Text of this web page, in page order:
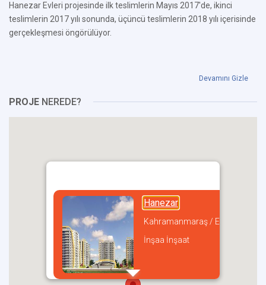
Hanezar Evleri projesinde ilk teslimlerin Mayıs 2017'de, ikinci
teslimlerin 2017 yılı sonunda, üçüncü teslimlerin 2018 yılı içerisinde
gerçekleşmesi öngörülüyor.
Devamını Gizle
PROJE NEREDE?
Hanezar
Kahramanmaraş / Elbistan
İnşaa İnşaat